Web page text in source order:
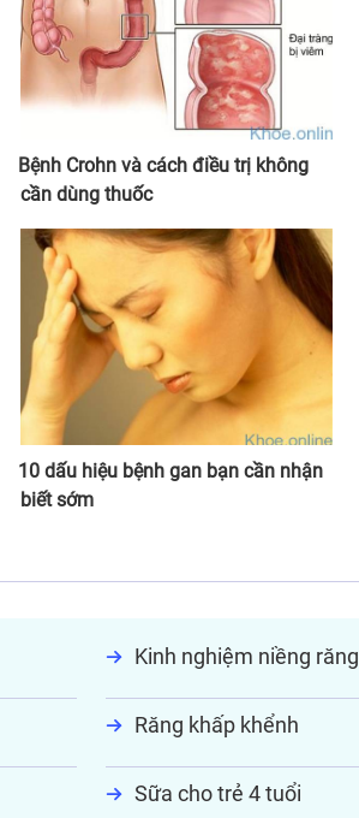
Bệnh Crohn và cách điều trị không
cần dùng thuốc
10 dấu hiệu bệnh gan bạn cần nhận
biết sớm
Kinh nghiệm niềng răng
Răng khấp khểnh
Sữa cho trẻ 4 tuổi